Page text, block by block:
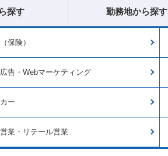
探す 勤務地から探す
保険）
告・Webマーケティング
ー
業・リテール営業